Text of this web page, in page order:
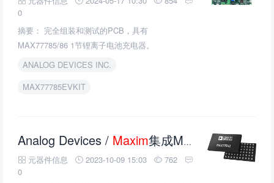
0
摘要： 完全组装和测试的PCB，具有
MAX77785/86 1节锂离子电池充电器。
ANALOG DEVICES INC.
MAX77785EVKIT
Analog Devices / Maxim集成MAX77542 4相高效降压转换器的介绍、特性、及应用
元器件信息 2023-10-09 15:03
762
0